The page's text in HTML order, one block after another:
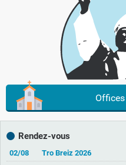
Rendez-vous
02/08
Tro Breiz 2026